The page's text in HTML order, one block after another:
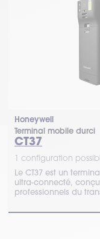
Honeywell
Terminal mobile durci
CT37
1 configuration
Le CT37 est un
ultra-connecté,
professionnels du